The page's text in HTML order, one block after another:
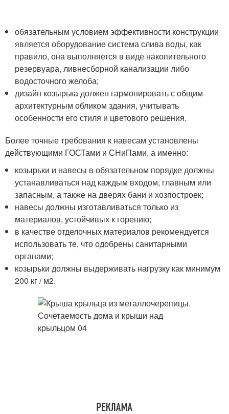
обязательным условием эффективности конструкции
является оборудование система слива воды, как
правило, она выполняется в виде накопительного
резервуара, ливнесборной канализации либо
водосточного желоба;
дизайн козырька должен гармонировать с общим
архитектурным обликом здания, учитывать
особенности его стиля и цветового решения.
Более точные требования к навесам установлены
действующими ГОСТами и СНиПами, а именно:
козырьки и навесы в обязательном порядке должны
устанавливаться над каждым входом, главным или
запасным, а также на дверях бани и хозпостроек;
навесы должны изготавливаться только из
материалов, устойчивых к горению;
в качестве отделочных материалов рекомендуется
использовать те, что одобрены санитарными
органами;
козырьки должны выдерживать нагрузку как минимум
200 кг / м2.